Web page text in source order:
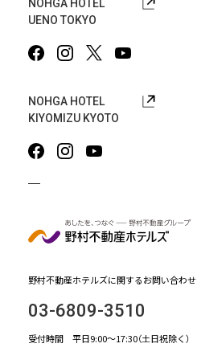
野村不動産ホテルズに関するお問い合わせ
03-6809-3510
受付時間 平日9:00～17:30（土日祝除く）
NOHGA HOTEL
UENO TOKYO
NOHGA HOTEL
KIYOMIZU KYOTO